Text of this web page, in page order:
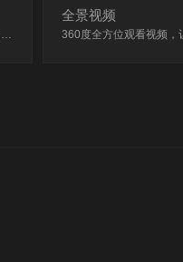
利用激光扫描技术，实现数字重建，快速创建一个全新的3D实景空间，实现空间内自由行走漫游，开创新体验。
全景视频